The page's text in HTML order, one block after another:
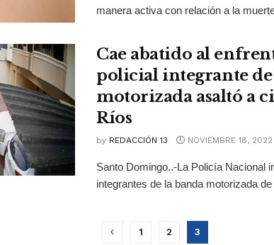
manera activa con relación a la
Cae abatido al
policial integrante de
motorizada asaltó a
Ríos
by REDACCIÓN 13 NOVIEMBRE 18, 2022
Santo Domingo..-La Policía Nacional
integrantes de la banda motorizada
1 2 3